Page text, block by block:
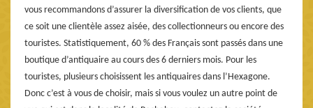
vous recommandons d’assurer la diversification de vos clients, que
ce soit une clientèle assez aisée, des collectionneurs ou encore des
touristes. Statistiquement, 60 % des Français sont passés dans une
boutique d’antiquaire au cours des 6 derniers mois. Pour les
touristes, plusieurs choisissent les antiquaires dans l’Hexagone.
Donc c’est à vous de choisir, mais si vous voulez un autre point de